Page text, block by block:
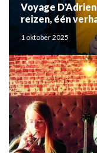
Voyage
reizen, één
Mouden
1 oktober 2025